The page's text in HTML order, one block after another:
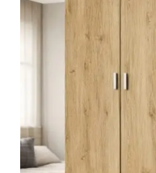
moderno,
funcionalidad
hogar